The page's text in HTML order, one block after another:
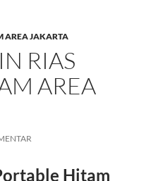
AREA JAKARTA
RIAS
AREA
Hitam